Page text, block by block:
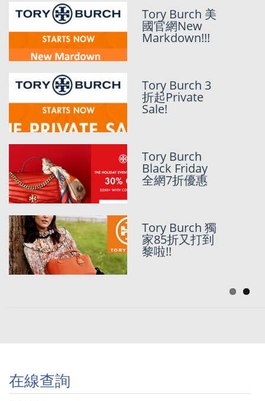
TORY BURCH
美國官網Extra
25% OFF
TORY BURCH
美國官網
PRIVATE SALE
TORY BURCH
美國官網又有
75折!!!
[Mother’s Day
精選 ]TORY
BURCH美國官
Tory Burch 美
國官網New
Markdown!!!
Tory Burch 3
折起Private
Sale!
Tory Burch
Black Friday
全網7折優惠
Tory Burch 獨
家85折又打到
黎啦!!
在線查詢